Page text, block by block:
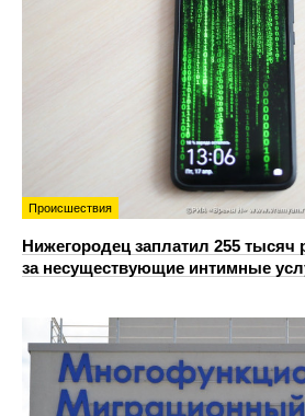
Происшествия
Нижегородец заплатил 255 тысяч
за несуществующие интимные